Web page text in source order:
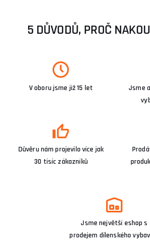
5 DŮVODŮ, PROČ
V oboru jsme již 15 let
Jsme
Důvěru nám projevilo více jak
30 tisíc zákazníků
Jsme největší eshop s
prodejem dílenského